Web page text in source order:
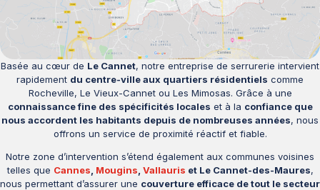
Basée au cœur de Le Cannet, notre entreprise de serrurerie intervient
rapidement du centre-ville aux quartiers résidentiels comme
Rocheville, Le Vieux-Cannet ou Les Mimosas. Grâce à une
connaissance fine des spécificités locales et à la confiance que
nous accordent les habitants depuis de nombreuses années, nous
offrons un service de proximité réactif et fiable.
Notre zone d’intervention s’étend également aux communes voisines
telles que Cannes Mougins Vallauris et Le Cannet-des-Maures,
nous permettant d’assurer une couverture efficace de tout le secteur